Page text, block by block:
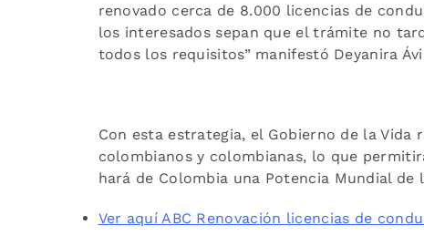
renovado cerca de 8.000 licencias de
los interesados sepan que el trámite no
todos los requisitos” manifestó Deyanira
Con esta estrategia, el Gobierno de la
colombianos y colombianas, lo que
hará de Colombia una Potencia Mundial de
Ver aquí ABC Renovación licencias de